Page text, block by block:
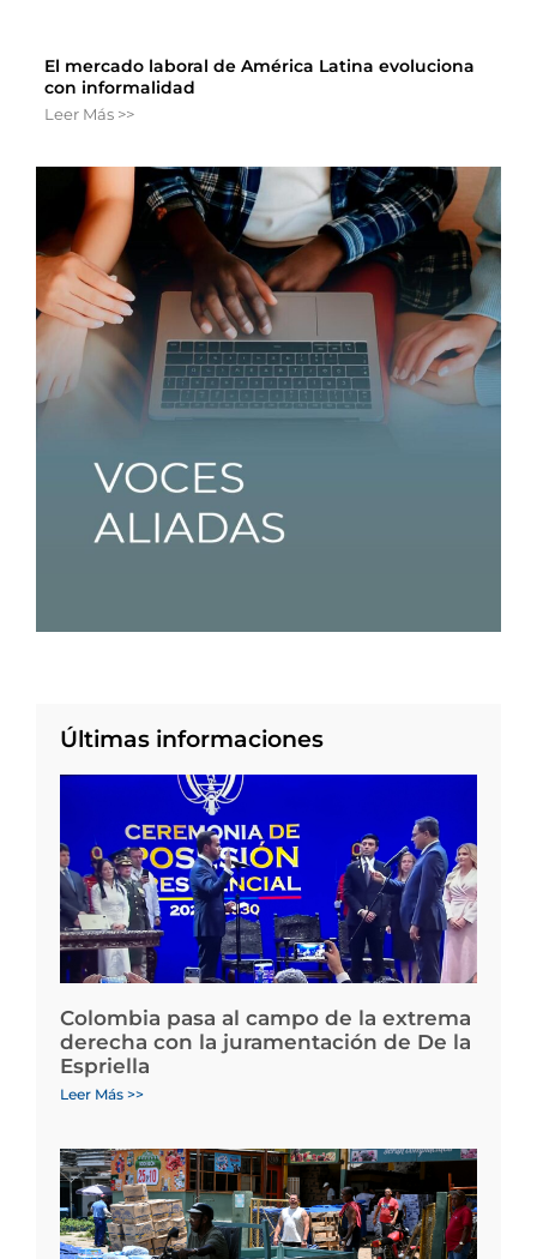
El mercado laboral de América Latina evoluciona
con informalidad
Leer Más >>
Últimas informaciones
Colombia pasa al campo de la extrema
derecha con la juramentación de De la
Espriella
Leer Más >>